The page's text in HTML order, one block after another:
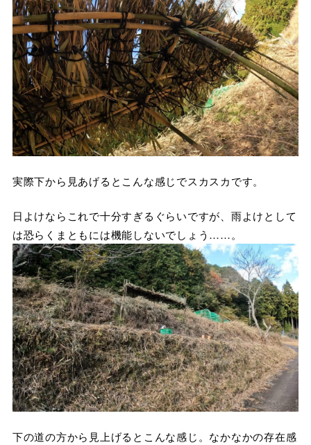
実際下から見あげるとこんな感じでスカスカです。
日よけならこれで十分すぎるぐらいですが、雨よけとして
は恐らくまともには機能しないでしょう……。
下の道の方から見上げるとこんな感じ。なかなかの存在感